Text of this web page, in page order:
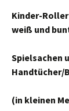
Kinder-
weiß und
Handtücher/
(in